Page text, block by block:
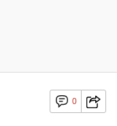
0